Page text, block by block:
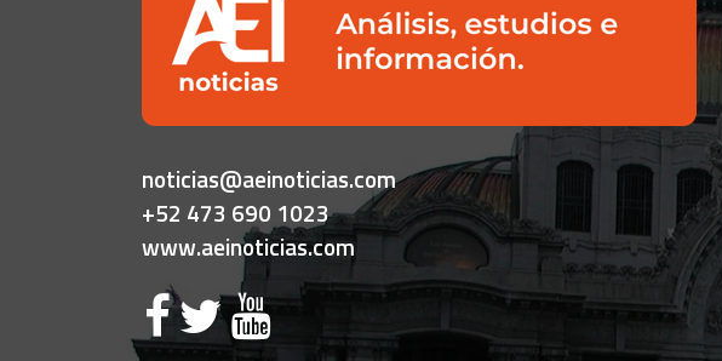
noticias@aeinoticias.com
+52 473 690 1023
www.aeinoticias.com